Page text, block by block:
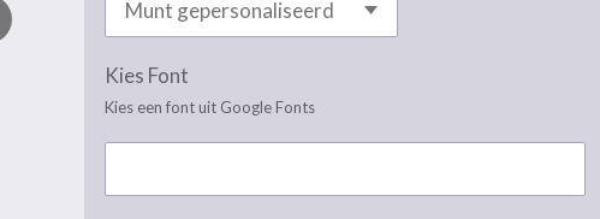
Kies Font
Kies een font uit Google Fonts